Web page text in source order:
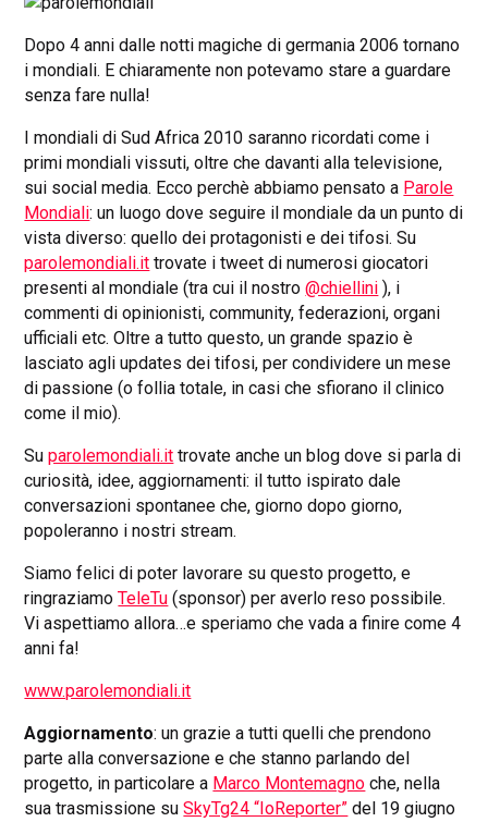
Dopo 4 anni dalle notti magiche di germania 2006 tornano
i mondiali. E chiaramente non potevamo stare a guardare
senza fare nulla!
I mondiali di Sud Africa 2010 saranno ricordati come i
primi mondiali vissuti, oltre che davanti alla televisione,
sui social media. Ecco perchè abbiamo pensato a Parole
Mondiali: un luogo dove seguire il mondiale da un punto di
vista diverso: quello dei protagonisti e dei tifosi. Su
parolemondiali.it trovate i tweet di numerosi giocatori
presenti al mondiale (tra cui il nostro@chiellini ), i
commenti di opinionisti, community, federazioni, organi
ufficiali etc. Oltre a tutto questo, un grande spazio è
lasciato agli updates dei tifosi, per condividere un mese
di passione (o follia totale, in casi che sfiorano il clinico
come il mio).
Suparolemondiali.it trovate anche un blog dove si parla di
curiosità, idee, aggiornamenti: il tutto ispirato dale
conversazioni spontanee che, giorno dopo giorno,
popoleranno i nostri stream.
Siamo felici di poter lavorare su questo progetto, e
ringraziamoTeleTu (sponsor) per averlo reso possibile.
Vi aspettiamo allora…e speriamo che vada a finire come 4
anni fa!
www.parolemondiali.it
Aggiornamento: un grazie a tutti quelli che prendono
parte alla conversazione e che stanno parlando del
progetto, in particolare a Marco Montemagno che, nella
sua trasmissione suSkyTg24 “IoReporter” del 19 giugno